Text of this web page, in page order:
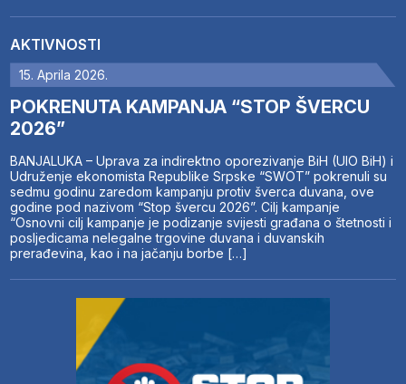
AKTIVNOSTI
15. Aprila 2026.
POKRENUTA KAMPANJA “STOP ŠVERCU
2026”
BANJALUKA – Uprava za indirektno oporezivanje BiH (UIO BiH) i
Udruženje ekonomista Republike Srpske “SWOT” pokrenuli su
sedmu godinu zaredom kampanju protiv šverca duvana, ove
godine pod nazivom “Stop švercu 2026”. Cilj kampanje
“Osnovni cilj kampanje je podizanje svijesti građana o štetnosti i
posljedicama nelegalne trgovine duvana i duvanskih
prerađevina, kao i na jačanju borbe […]